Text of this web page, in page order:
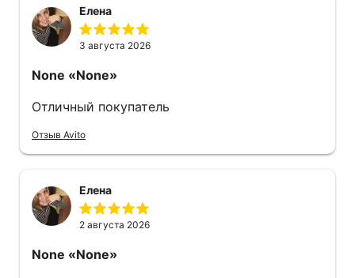
Елена
3 августа 2026
None «None»
Отличный покупатель
Отзыв Avito
Елена
2 августа 2026
None «None»